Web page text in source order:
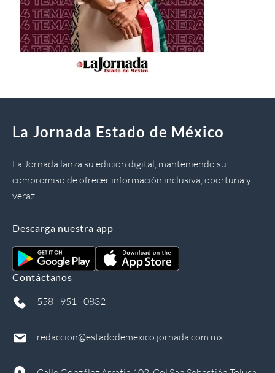
La Jornada Estado de México
La Jornada lanza su edición digital, manteniendo su
compromiso de ofrecer información inclusiva, oportuna y
veraz.
Descarga nuestra app
Contáctanos
558 - 951 - 0832
redaccion@estadodemexico.jornada.com.mx